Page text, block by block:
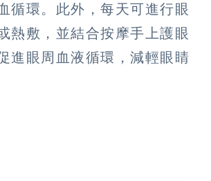
循環。此外，每天可進行眼
熱敷，並結合按摩手上護眼
進眼周血液循環，減輕眼睛